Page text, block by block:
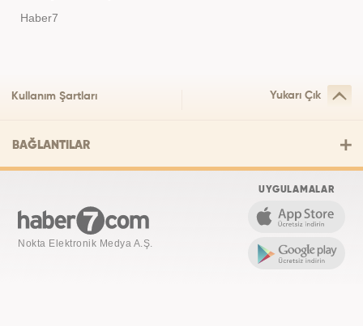
Haber7
Kullanım Şartları Yukarı Çık
BAĞLANTILAR
Nokta Elektronik Medya A.Ş.
UYGULAMALAR